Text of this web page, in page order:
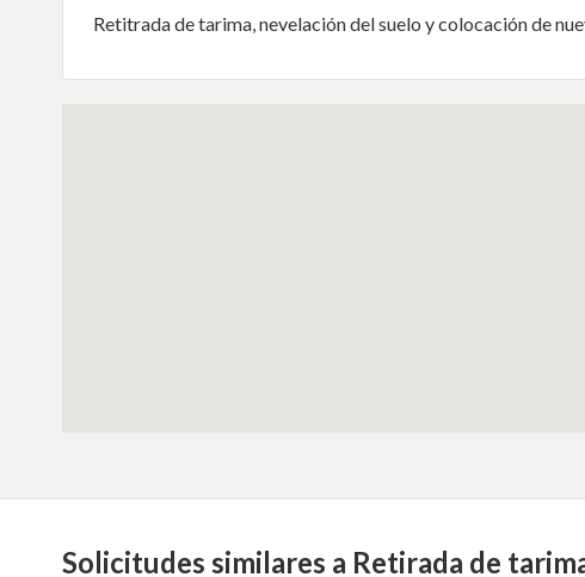
Retitrada de tarima, nevelación del suelo y colocación de
Solicitudes similares a Retirada de